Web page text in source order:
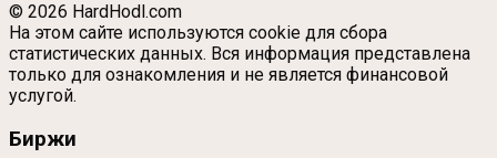
© 2026 HardHodl.com
На этом сайте используются cookie для сбора
статистических данных. Вся информация представлена
только для ознакомления и не является финансовой
услугой.
Биржи